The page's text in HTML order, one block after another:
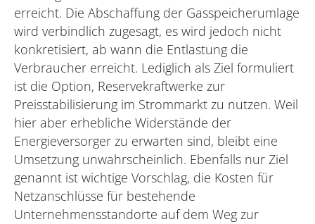
erreicht. Die Abschaffung der Gasspeicherumlage
wird verbindlich zugesagt, es wird jedoch nicht
konkretisiert, ab wann die Entlastung die
Verbraucher erreicht. Lediglich als Ziel formuliert
ist die Option, Reservekraftwerke zur
Preisstabilisierung im Strommarkt zu nutzen. Weil
hier aber erhebliche Widerstände der
Energieversorger zu erwarten sind, bleibt eine
Umsetzung unwahrscheinlich. Ebenfalls nur Ziel
genannt ist wichtige Vorschlag, die Kosten für
Netzanschlüsse für bestehende
Unternehmensstandorte auf dem Weg zur